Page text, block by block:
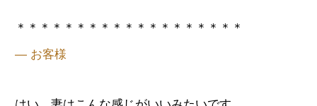
＊＊＊＊＊＊＊＊＊＊＊＊＊＊＊＊＊＊＊
— お客様